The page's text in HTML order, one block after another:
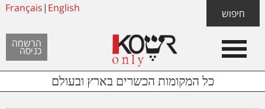
כל המקומות הכשרים בארץ ובעולם
Skip
links
content
footer
הרשמה
כניסה
Français| English חיפוש
Header
Left